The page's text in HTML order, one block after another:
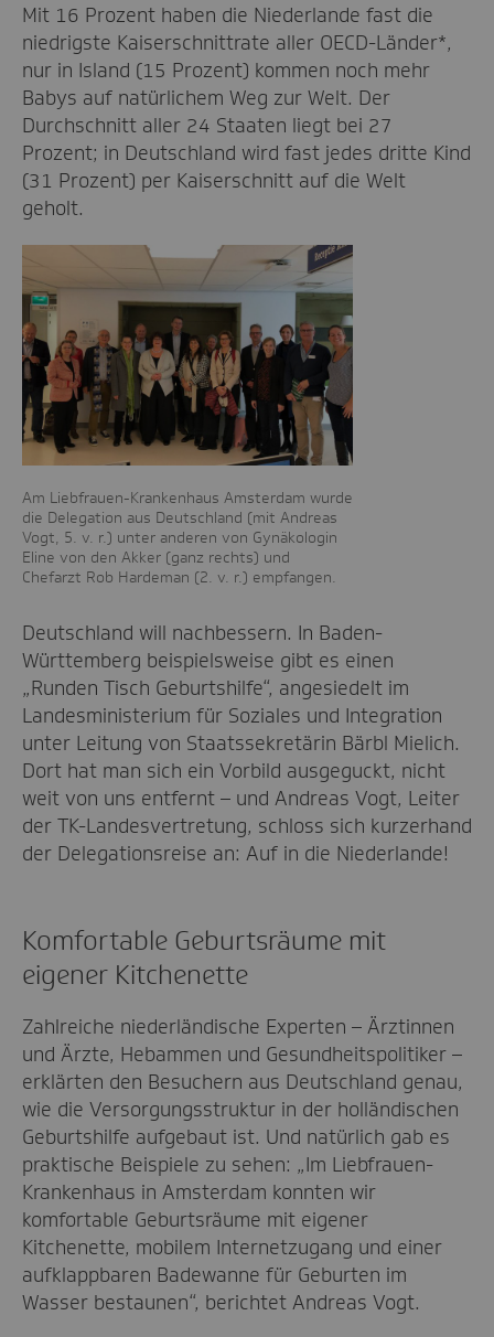
Mit 16 Prozent haben die Niederlande fast die
niedrigste Kaiserschnittrate aller OECD-Länder*,
nur in Island (15 Prozent) kommen noch mehr
Babys auf natürlichem Weg zur Welt. Der
Durchschnitt aller 24 Staaten liegt bei 27
Prozent; in Deutschland wird fast jedes dritte Kind
(31 Prozent) per Kaiserschnitt auf die Welt
geholt.
Am Liebfrauen-Krankenhaus Amsterdam wurde
die Delegation aus Deutschland (mit Andreas
Vogt, 5. v. r.) unter anderen von Gynäkologin
Eline von den Akker (ganz rechts) und
Chefarzt Rob Hardeman (2. v. r.) empfangen.
Deutschland will nachbessern. In Baden-
Württemberg beispielsweise gibt es einen
„Runden Tisch Geburtshilfe“, angesiedelt im
Landesministerium für Soziales und Integration
unter Leitung von Staatssekretärin Bärbl Mielich.
Dort hat man sich ein Vorbild ausgeguckt, nicht
weit von uns entfernt – und Andreas Vogt, Leiter
der TK-Landesvertretung, schloss sich kurzerhand
der Delegationsreise an: Auf in die Niederlande!
Komfortable Geburtsräume mit
eigener Kitchenette
Zahlreiche niederländische Experten – Ärztinnen
und Ärzte, Hebammen und Gesundheitspolitiker –
erklärten den Besuchern aus Deutschland genau,
wie die Versorgungsstruktur in der holländischen
Geburtshilfe aufgebaut ist. Und natürlich gab es
praktische Beispiele zu sehen: „Im Liebfrauen-
Krankenhaus in Amsterdam konnten wir
komfortable Geburtsräume mit eigener
Kitchenette, mobilem Internetzugang und einer
aufklappbaren Badewanne für Geburten im
Wasser bestaunen“, berichtet Andreas Vogt.